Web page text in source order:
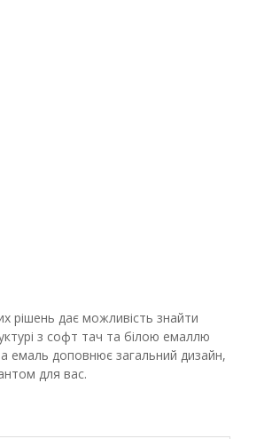
рішень дає можливість знайти
з софт тач та білою емаллю
емаль доповнює загальний дизайн,
для вас.